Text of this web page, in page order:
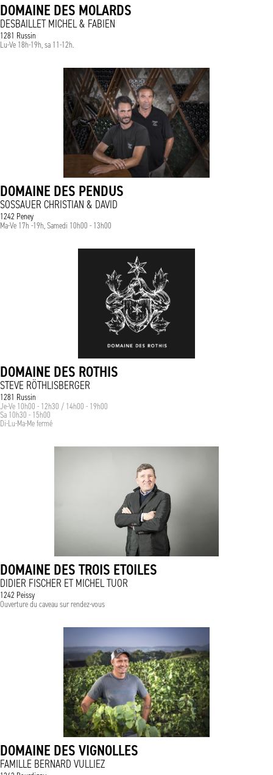
DOMAINE DES MOLARDS
DESBAILLET MICHEL & FABIEN
1281 Russin
Lu-Ve 18h-19h, sa 11-12h.
DOMAINE DES PENDUS
SOSSAUER CHRISTIAN & DAVID
1242 Peney
Ma-Ve 17h -19h, Samedi 10h00 - 13h00
DOMAINE DES ROTHIS
STEVE RÖTHLISBERGER
1281 Russin
Je-Ve 10h00 - 12h30 / 14h00 - 19h00
Sa 10h30 - 15h00
Di-Lu-Ma-Me fermé
DOMAINE DES TROIS ETOILES
DIDIER FISCHER ET MICHEL TUOR
1242 Peissy
Ouverture du caveau sur rendez-vous
DOMAINE DES VIGNOLLES
FAMILLE BERNARD VULLIEZ